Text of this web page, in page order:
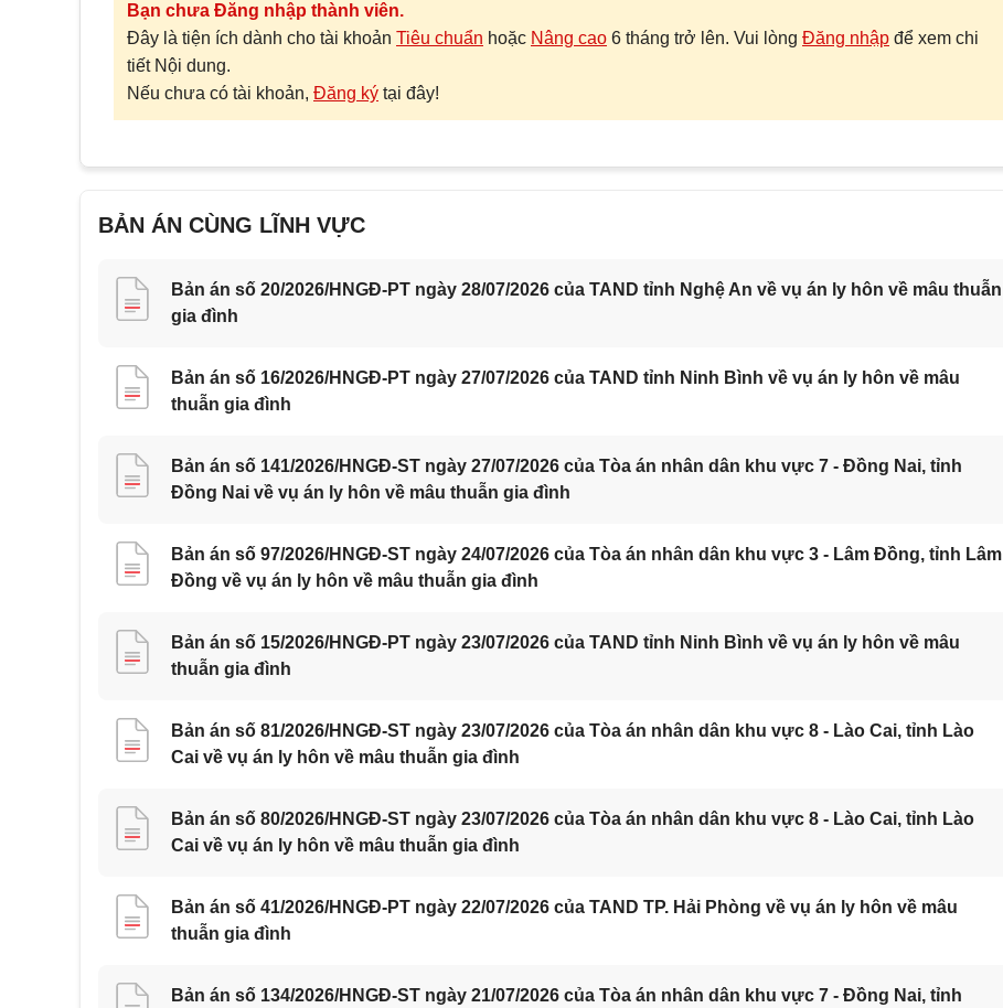
Bạn chưa Đăng nhập thành viên.
Đây là tiện ích dành cho tài khoản Tiêu chuẩn hoặc Nâng cao 6 tháng trở lên. Vui lòng Đăng nhập để xem chi
tiết Nội dung.
Nếu chưa có tài khoản, Đăng ký tại đây!
BẢN ÁN CÙNG LĨNH VỰC
Bản án số 20/2026/HNGĐ-PT ngày 28/07/2026 của TAND tỉnh Nghệ An về vụ án ly hôn về mâu thuẫn
gia đình
Bản án số 16/2026/HNGĐ-PT ngày 27/07/2026 của TAND tỉnh Ninh Bình về vụ án ly hôn về mâu
thuẫn gia đình
Bản án số 141/2026/HNGĐ-ST ngày 27/07/2026 của Tòa án nhân dân khu vực 7 - Đồng Nai, tỉnh
Đồng Nai về vụ án ly hôn về mâu thuẫn gia đình
Bản án số 97/2026/HNGĐ-ST ngày 24/07/2026 của Tòa án nhân dân khu vực 3 - Lâm Đồng, tỉnh Lâm
Đồng về vụ án ly hôn về mâu thuẫn gia đình
Bản án số 15/2026/HNGĐ-PT ngày 23/07/2026 của TAND tỉnh Ninh Bình về vụ án ly hôn về mâu
thuẫn gia đình
Bản án số 81/2026/HNGĐ-ST ngày 23/07/2026 của Tòa án nhân dân khu vực 8 - Lào Cai, tỉnh Lào
Cai về vụ án ly hôn về mâu thuẫn gia đình
Bản án số 80/2026/HNGĐ-ST ngày 23/07/2026 của Tòa án nhân dân khu vực 8 - Lào Cai, tỉnh Lào
Cai về vụ án ly hôn về mâu thuẫn gia đình
Bản án số 41/2026/HNGĐ-PT ngày 22/07/2026 của TAND TP. Hải Phòng về vụ án ly hôn về mâu
thuẫn gia đình
Bản án số 134/2026/HNGĐ-ST ngày 21/07/2026 của Tòa án nhân dân khu vực 7 - Đồng Nai, tỉnh